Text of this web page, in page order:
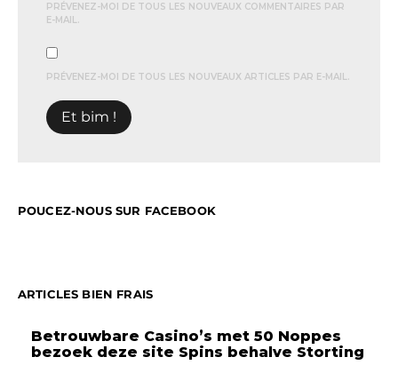
PRÉVENEZ-MOI DE TOUS LES NOUVEAUX COMMENTAIRES PAR
E-MAIL.
PRÉVENEZ-MOI DE TOUS LES NOUVEAUX ARTICLES PAR E-MAIL.
POUCEZ-NOUS SUR FACEBOOK
ARTICLES BIEN FRAIS
Betrouwbare Casino’s met 50 Noppes
bezoek deze site Spins behalve Storting